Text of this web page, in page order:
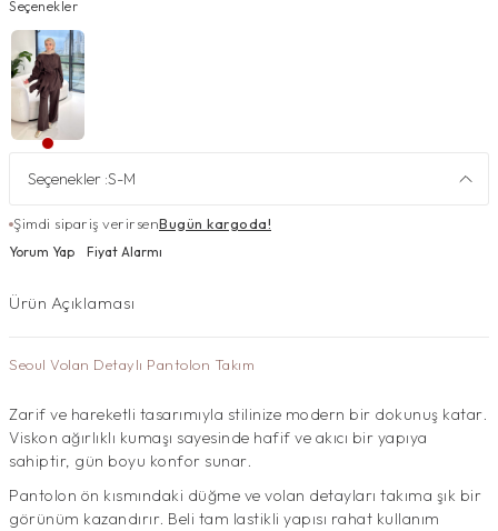
Seçenekler
Seçenekler :S-M
Şimdi sipariş verirsenBugün kargoda!
Yorum Yap Fiyat Alarmı
Ürün Açıklaması
Seoul Volan Detaylı Pantolon Takım
Zarif ve hareketli tasarımıyla stilinize modern bir dokunuş katar.
Viskon ağırlıklı kumaşı sayesinde hafif ve akıcı bir yapıya
sahiptir, gün boyu konfor sunar.
Pantolon ön kısmındaki düğme ve volan detayları takıma şık bir
görünüm kazandırır. Beli tam lastikli yapısı rahat kullanım